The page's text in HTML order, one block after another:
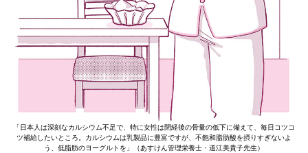
「日本人は深刻なカルシウム不足で、特に女性は閉経後の骨量の低下に備えて、毎日コツコ
ツ補給したいところ。カルシウムは乳製品に豊富ですが、不飽和脂肪酸を摂りすぎないよ
う、低脂肪のヨーグルトを」（あすけん管理栄養士・道江美貴子先生）